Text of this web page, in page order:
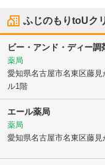
ふじのもりtoUク
ビー・アンド・ディー調
薬局
愛知県名古屋市名東区藤見
ル1階
エール薬局
薬局
愛知県名古屋市名東区藤見